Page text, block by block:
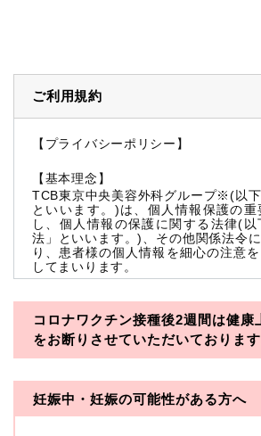
ご利用規約
【プライバシーポリシー】
【基本理念】
TCB東京中央美容外科グループ※(以下
といいます。)は、個人情報保護の
し、個人情報の保護に関する法律(
法」といいます。)、その他関係法令
り、患者様の個人情報を細心の注意
してまいります。
※TCBグループとは以下を総称してい
・一般社団法人メディカルアライアンス
・医療法人社団創彩会
コロナワクチン接種後2週間は健康
をお断りさせていただいております
妊娠中・妊娠の可能性がある方へ